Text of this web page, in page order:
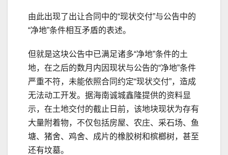
由此出现了出让合同中的“现状交付”与公告中的
“净地”条件相互矛盾的表述。
但就是这块公告中已满足诸多“净地”条件的土
地，在之后的数月内因现状与公告的“净地”条件
严重不符，未能依照合同约定“现状交付”，造成
无法动工开发。据海南诚城鑫隆提供的资料显
示，在土地交付的截止日前，该地块现状为存有
大量附着物，不仅包括房屋、农庄、采石场、鱼
塘、猪舍、鸡舍、成片的橡胶树和槟榔树，甚至
还有坟墓。